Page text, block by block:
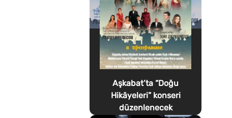
Aşkabat’ta “Doğu
Hikâyeleri” konseri
düzenlenecek